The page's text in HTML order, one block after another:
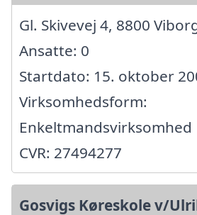
Gl. Skivevej 4, 8800
Ansatte: 0
Startdato: 15. oktober
Virksomhedsform:
Enkeltmandsvirksomhed
CVR: 27494277
Gosvigs Køreskole v/